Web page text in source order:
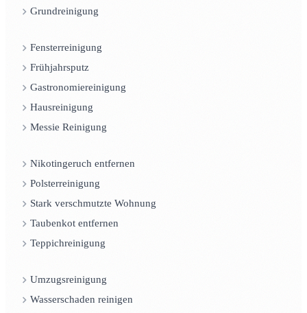
Grundreinigung
Fensterreinigung
Frühjahrsputz
Gastronomiereinigung
Hausreinigung
Messie Reinigung
Nikotingeruch entfernen
Polsterreinigung
Stark verschmutzte Wohnung
Taubenkot entfernen
Teppichreinigung
Umzugsreinigung
Wasserschaden reinigen